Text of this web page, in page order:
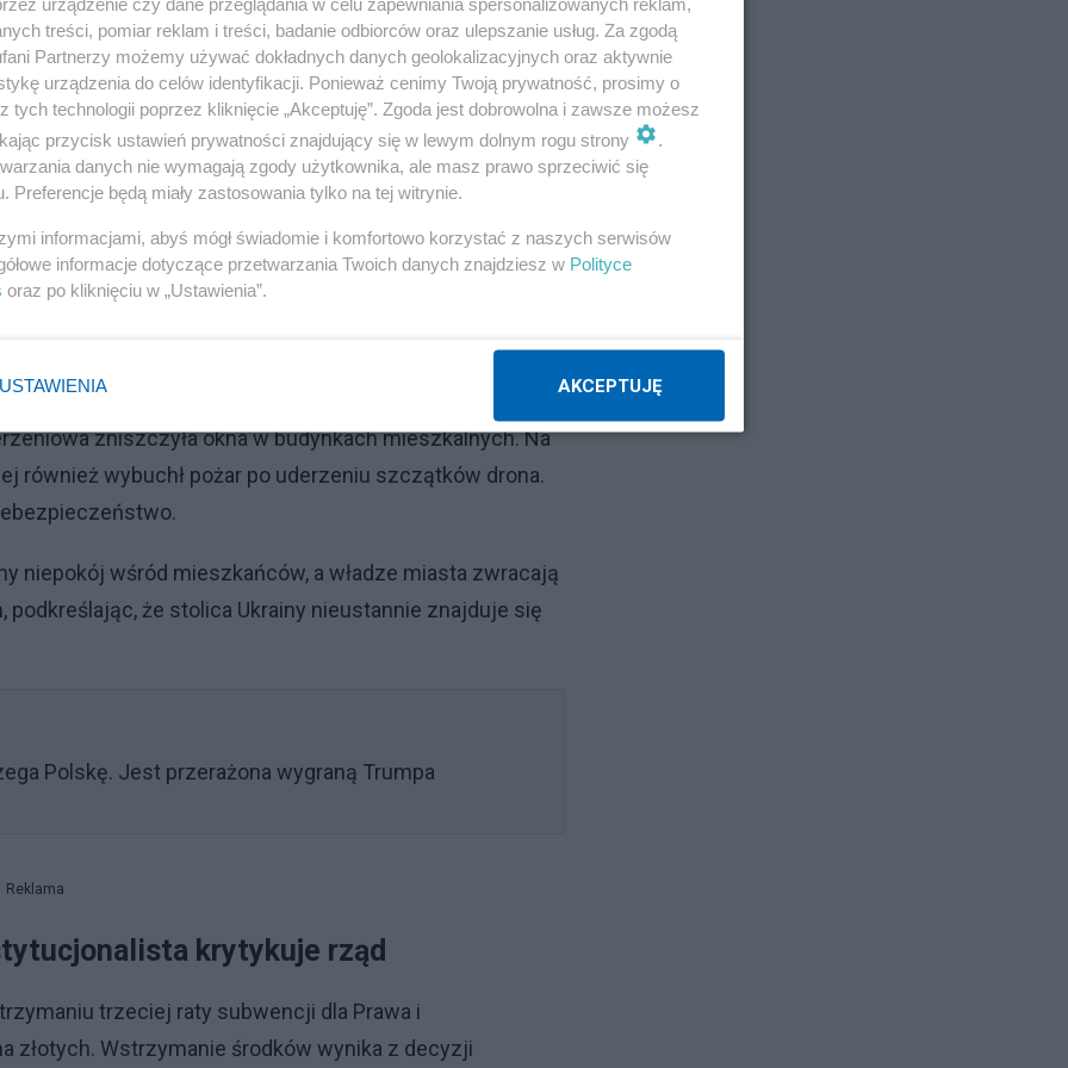
Wszystko przez jedną decyzję i Trumpa
Reklama
i zniszczenia
kolejnym ostrzałem rosyjskich dronów, co wywołało
Sołomiańskiej ranny został pracownik jednego z
zniszczyła okna w budynkach mieszkalnych. Na
również wybuchł pożar po uderzeniu szczątków drona.
niepokój wśród mieszkańców, a władze miasta zwracają
że stolica Ukrainy nieustannie znajduje się
Polskę. Jest przerażona wygraną Trumpa
Reklama
krytykuje rząd
trzeciej raty subwencji dla Prawa i
złotych. Wstrzymanie środków wynika z decyzji
treści, pomiar reklam i treści, badanie odbiorców oraz ulepszanie usług. Za zgodą
Partnerzy możemy używać dokładnych danych geolokalizacyjnych oraz aktywnie
urządzenia do celów identyfikacji. Ponieważ cenimy Twoją prywatność, prosimy o
tych technologii poprzez kliknięcie „Akceptuję”. Zgoda jest dobrowolna i zawsze możesz
przycisk ustawień prywatności znajdujący się w lewym dolnym rogu strony
.
danych nie wymagają zgody użytkownika, ale masz prawo sprzeciwić się
Preferencje będą miały zastosowania tylko na tej witrynie.
informacjami, abyś mógł świadomie i komfortowo korzystać z naszych serwisów
informacje dotyczące przetwarzania Twoich danych znajdziesz w Polityce
oraz po kliknięciu w „Ustawienia”.
USTAWIENIA AKCEPTUJĘ